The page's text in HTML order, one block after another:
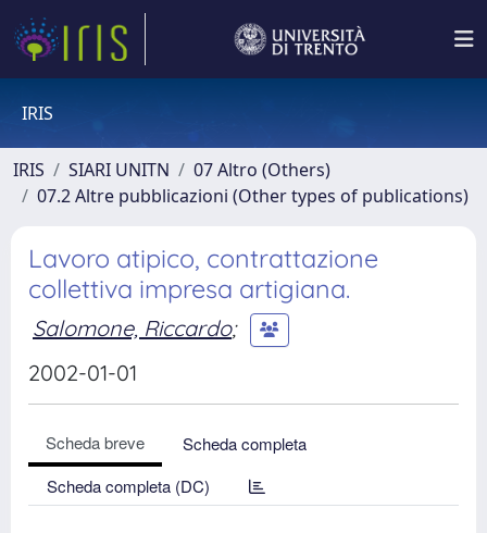
IRIS
IRIS SIARI UNITN
07 Altro (Others)
07.2 Altre pubblicazioni (Other types of publications)
Lavoro atipico, contrattazione
collettiva impresa artigiana.
Salomone, Riccardo;
2002-01-01
Scheda breve
Scheda completa
Scheda completa (DC)